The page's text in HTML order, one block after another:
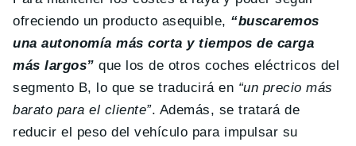
ofreciendo un producto asequible, “buscaremos
una autonomía más corta y tiempos de carga
más largos” que los de otros coches eléctricos del
segmento B, lo que se traducirá en “un precio más
barato para el cliente”. Además, se tratará de
reducir el peso del vehículo para impulsar su